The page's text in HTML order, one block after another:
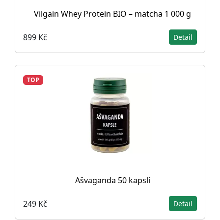
Vilgain Whey Protein BIO – matcha 1 000 g
899 Kč Detail
TOP
Ašvaganda 50 kapslí
249 Kč Detail